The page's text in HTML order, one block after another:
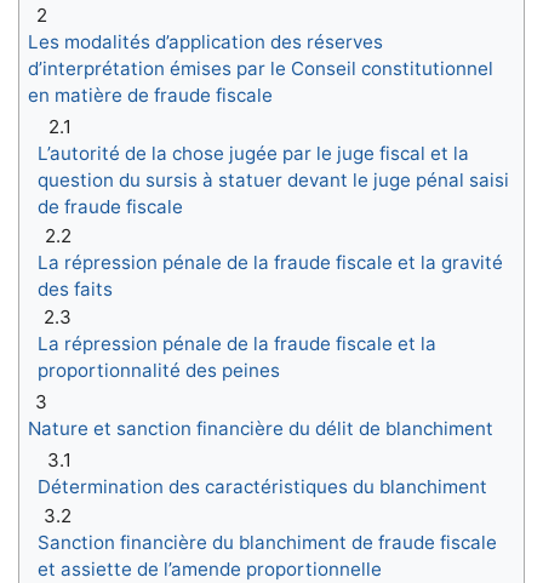
2
Les modalités d’application des réserves
d’interprétation émises par le Conseil constitutionnel
en matière de fraude fiscale
2.1
L’autorité de la chose jugée par le juge fiscal et la
question du sursis à statuer devant le juge pénal saisi
de fraude fiscale
2.2
La répression pénale de la fraude fiscale et la gravité
des faits
2.3
La répression pénale de la fraude fiscale et la
proportionnalité des peines
3
Nature et sanction financière du délit de blanchiment
3.1
Détermination des caractéristiques du blanchiment
3.2
Sanction financière du blanchiment de fraude fiscale
et assiette de l’amende proportionnelle